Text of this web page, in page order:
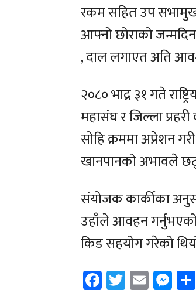
रकम सहित उप
आफ्नो छोराको
, दाल लगाएत अति
२०८० भाद्र ३१ गते
महासंघ र जिल्ला
सोहि क्रममा अप्रेशन
खानपानको अभावले
संयोजक कार्कीका
उहाँले आवहन
किड सहयोग गरेको
Facebook
Twitter
Email